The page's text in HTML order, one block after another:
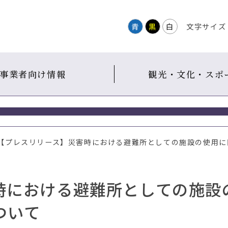
青 黒 白 文字サイズ
事業者向け情報 観光・文化・スポ
プレスリリース】災害時における避難所としての施設の使用
おける避難所としての施設
いて